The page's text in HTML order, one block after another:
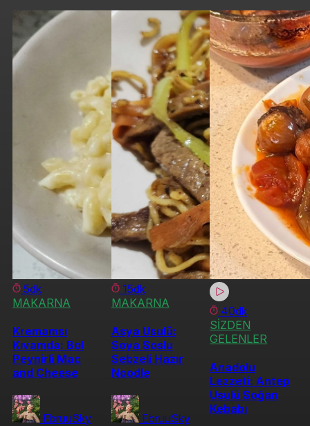
5dk
MAKARNA
Kremamsı
Kıvamda: Bol
Peynirli Mac
and Cheese
EbruuSky
15dk
MAKARNA
Asya Usulü:
Soya Soslu
Sebzeli Hazır
Noodle
EbruuSky
40dk
SİZDEN
GELENLER
Anadolu
Lezzeti: Antep
Usulü Soğan
Kebabı